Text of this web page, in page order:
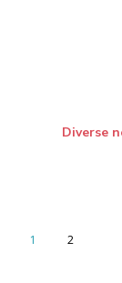
Diverse
1 2